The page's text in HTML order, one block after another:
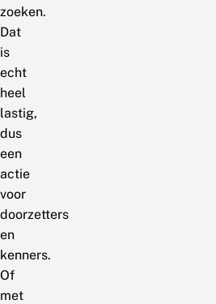
zoeken.
Dat
is
echt
heel
lastig,
dus
een
actie
voor
doorzetters
en
kenners.
Of
met